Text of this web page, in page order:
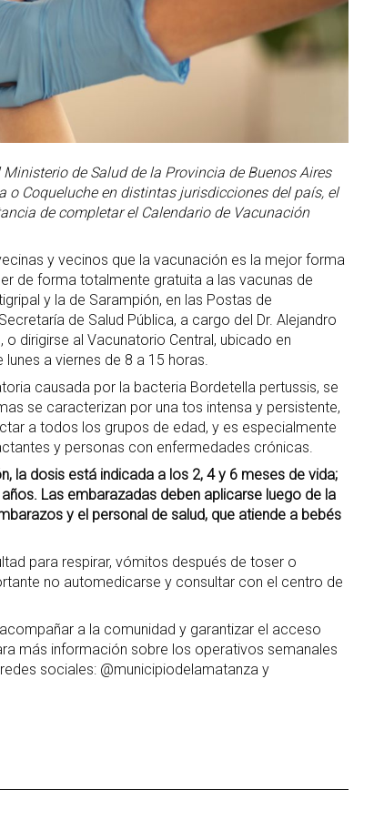
de Salud de la Provincia de Buenos Aires
o Coqueluche en distintas jurisdicciones del país, el
de completar el Calendario de Vacunación
y vecinos que la vacunación es la mejor forma
de forma totalmente gratuita a las vacunas de
y la de Sarampión, en las Postas de
de Salud Pública, a cargo del Dr. Alejandro
dirigirse al Vacunatorio Central, ubicado en
a viernes de 8 a 15 horas.
causada por la bacteria Bordetella pertussis, se
se caracterizan por una tos intensa y persistente,
a todos los grupos de edad, y es especialmente
y personas con enfermedades crónicas.
la dosis está indicada a los 2, 4 y 6 meses de vida;
Las embarazadas deben aplicarse luego de la
y el personal de salud, que atiende a bebés
para respirar, vómitos después de toser o
no automedicarse y consultar con el centro de
a la comunidad y garantizar el acceso
más información sobre los operativos semanales
sociales: @municipiodelamatanza y